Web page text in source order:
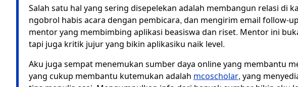
Salah satu hal yang sering disepelekan adalah membangun relasi di
ngobrol habis acara dengan pembicara, dan mengirim email follow-
mentor yang membimbing aplikasi beasiswa dan riset. Mentor ini
tapi juga kritik jujur yang bikin aplikasiku naik level.
Aku juga sempat menemukan sumber daya online yang membantu
yang cukup membantu kutemukan adalahmcoscholar, yang